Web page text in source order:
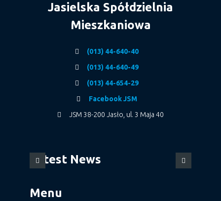
Jasielska Spółdzielnia
Mieszkaniowa
(013) 44-640-40
(013) 44-640-49
(013) 44-654-29
Facebook JSM
JSM 38-200 Jasło, ul. 3 Maja 40
Latest News
Menu